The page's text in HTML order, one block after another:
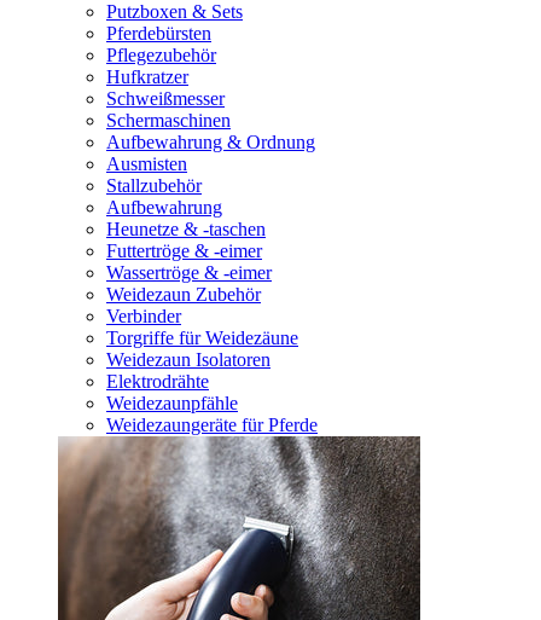
Putzboxen & Sets
Pferdebürsten
Pflegezubehör
Hufkratzer
Schweißmesser
Schermaschinen
Aufbewahrung & Ordnung
Ausmisten
Stallzubehör
Aufbewahrung
Heunetze & -taschen
Futtertröge & -eimer
Wassertröge & -eimer
Weidezaun Zubehör
Verbinder
Torgriffe für Weidezäune
Weidezaun Isolatoren
Elektrodrähte
Weidezaunpfähle
Weidezaungeräte für Pferde